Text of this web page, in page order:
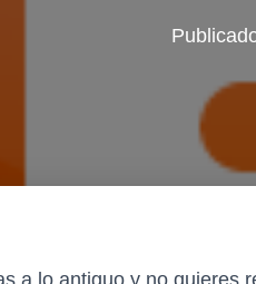
a lo antiguo y no quieres